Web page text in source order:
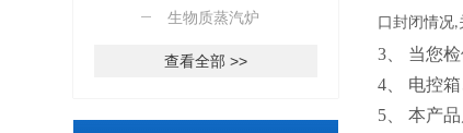
生物质蒸汽炉
查看全部 >>
口封闭情况
3、 当您
4、 电控
5、 本产